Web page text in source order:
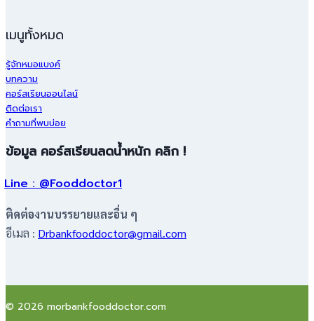
เมนูทั้งหมด
รู้จักหมอแบงค์
บทความ
คอร์สเรียนออนไลน์
ติดต่อเรา
คำถามที่พบบ่อย
ข้อมูล คอร์สเรียนลดน้ำหนัก คลิก !
Line : @Fooddoctor1
ติดต่องานบรรยายและอื่น ๆ
อีเมล : Drbankfooddoctor@gmail.com
© 2026 morbankfooddoctor.com